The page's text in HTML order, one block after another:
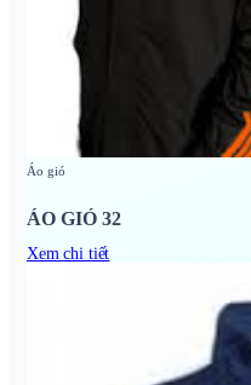
Áo gió
ÁO GIÓ 32
Xem chi tiết